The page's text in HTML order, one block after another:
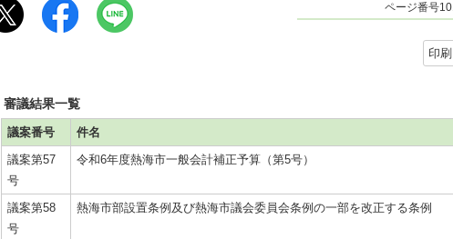
ページ番号
印刷
審議結果一覧
議案番号 件名
議案第57
号
令和6年度熱海市一般会計補正予算（第5号）
議案第58
号
熱海市部設置条例及び熱海市議会委員会条例の一部を改正する条例